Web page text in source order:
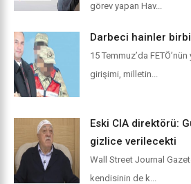
görev yapan Hav...
Darbeci hainler
15 Temmuz’da
girişimi, milletin...
Eski CIA direktörü:
gizlice verilecekti
Wall Street Journal
kendisinin de k...